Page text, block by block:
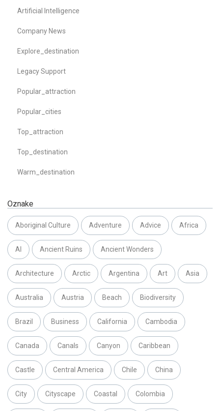
Artificial Intelligence
Company News
Explore_destination
Legacy Support
Popular_attraction
Popular_cities
Top_attraction
Top_destination
Warm_destination
Oznake
Aboriginal Culture Adventure Advice Africa
AI Ancient Ruins Ancient Wonders
Architecture Arctic Argentina Art Asia
Australia Austria Beach Biodiversity
Brazil Business California Cambodia
Canada Canals Canyon Caribbean
Castle Central America Chile China
City Cityscape Coastal Colombia